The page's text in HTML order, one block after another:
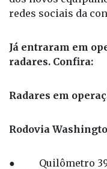
redes sociais da
Já entraram em
radares. Confira:
Radares em
Rodovia
● Quilômetro